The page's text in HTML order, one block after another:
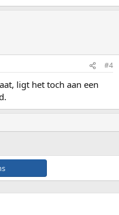
#4
ligt het toch aan een